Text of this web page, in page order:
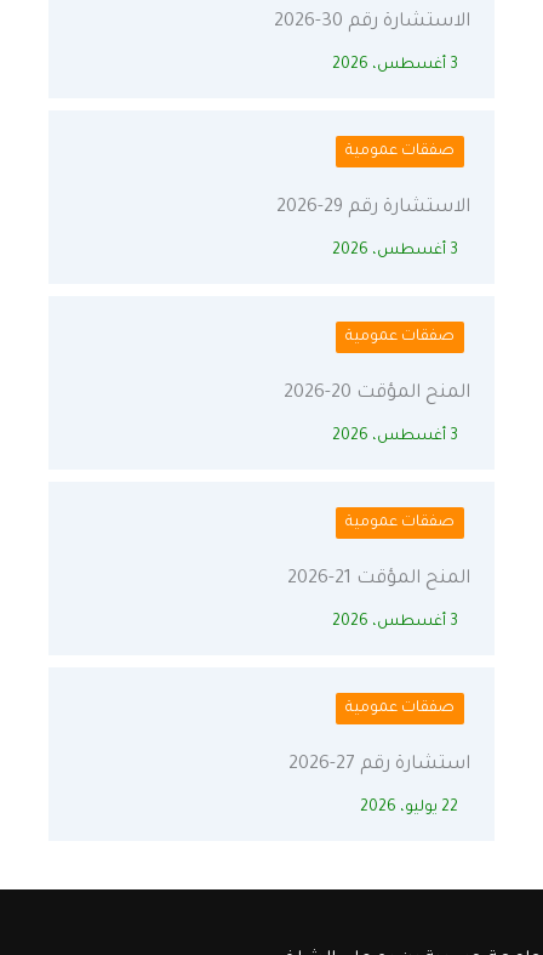
الاستشارة رقم 30-2026
3 أغسطس، 2026
صفقات عمومية
الاستشارة رقم 29-2026
3 أغسطس، 2026
صفقات عمومية
المنح المؤقت 20-2026
3 أغسطس، 2026
صفقات عمومية
المنح المؤقت 21-2026
3 أغسطس، 2026
صفقات عمومية
استشارة رقم 27-2026
22 يوليو، 2026